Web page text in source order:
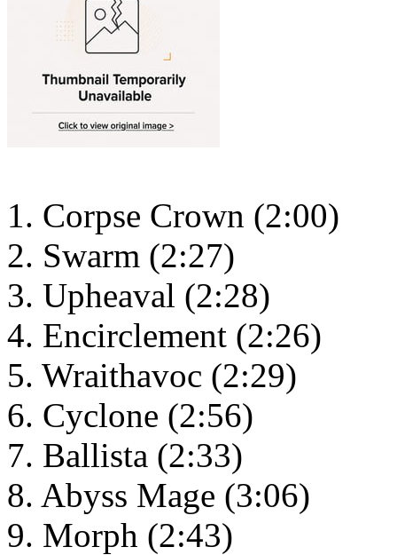
1. Corpse Crown (2:00)
2. Swarm (2:27)
3. Upheaval (2:28)
4. Encirclement (2:26)
5. Wraithavoc (2:29)
6. Cyclone (2:56)
7. Ballista (2:33)
8. Abyss Mage (3:06)
9. Morph (2:43)